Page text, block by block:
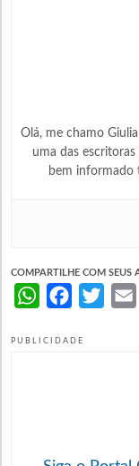
Olá, me chamo
uma das
bem informado
COMPARTILHE COM SEUS
WhatsAppFacebook
PUBLICIDADE